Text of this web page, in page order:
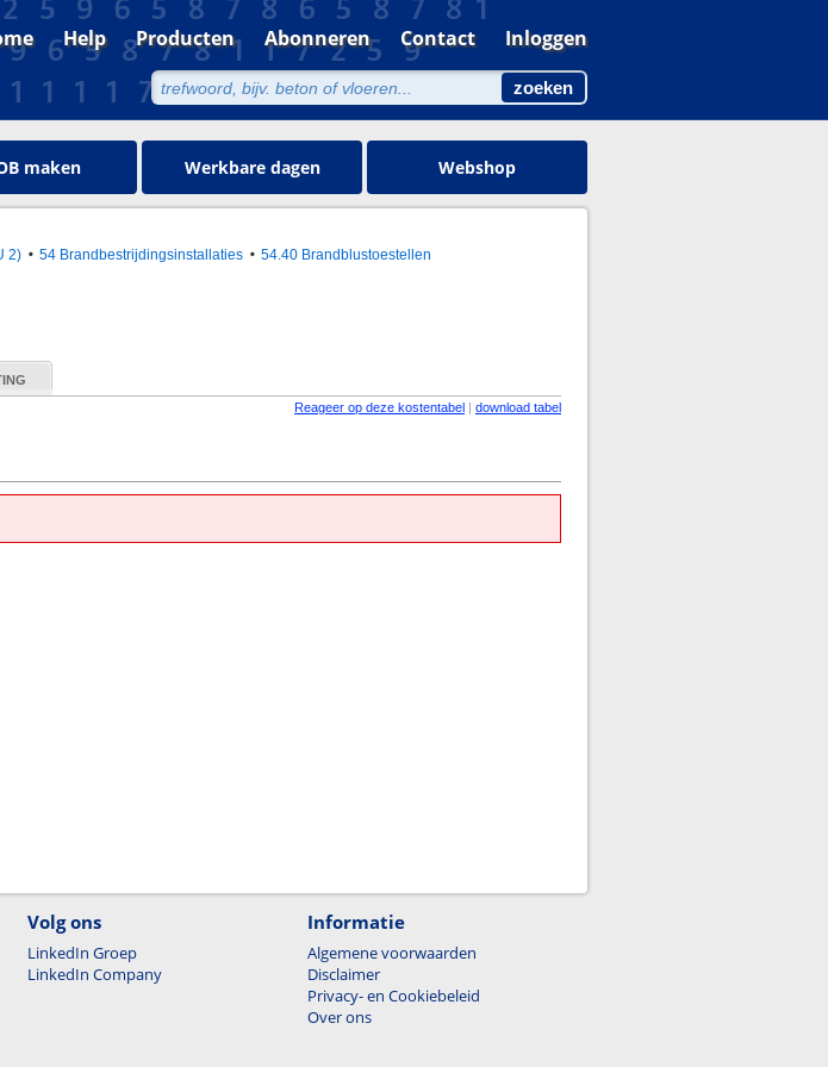
Help Producten Abonneren Contact Inloggen
maken Werkbare dagen Webshop
2) 54 Brandbestrijdingsinstallaties
54.40 Brandblustoestellen
Reageer op deze kostentabel | download tabel
Volg ons
LinkedIn Groep
LinkedIn Company
Informatie
Algemene voorwaarden
Disclaimer
Privacy- en Cookiebeleid
Over ons